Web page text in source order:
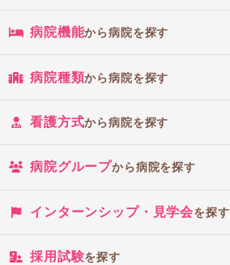
病院機能から病院を探す
病院種類から病院を探す
看護方式から病院を探す
病院グループから病院を探す
インターンシップ・見学会を探す
採用試験を探す